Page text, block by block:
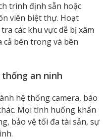
trình định sẵn hoặc
viên biệt thự. Hoạt
các khu vực dễ bị xâm
cả bên trong và bên
an ninh
hệ thống camera, báo
Mọi tình huống khẩn
bảo vệ tối đa tài sản, sự